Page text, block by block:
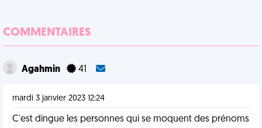
COMMENTAIRES
Agahmin 41
mardi 3 janvier 2023 12:24
C'est dingue les personnes qui se moquent des prénoms